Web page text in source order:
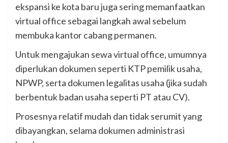
ekspansi ke kota baru juga sering memanfaatkan
virtual office sebagai langkah awal sebelum
membuka kantor cabang permanen.
Untuk mengajukan sewa virtual office, umumnya
diperlukan dokumen seperti KTP pemilik usaha,
NPWP, serta dokumen legalitas usaha (jika sudah
berbentuk badan usaha seperti PT atau CV).
Prosesnya relatif mudah dan tidak serumit yang
dibayangkan, selama dokumen administrasi